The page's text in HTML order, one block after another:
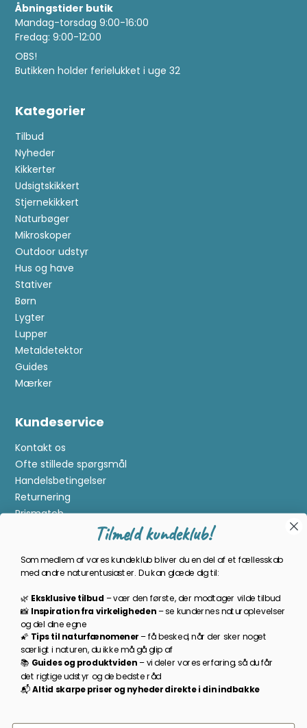
Åbningstider butik
Mandag-torsdag 9:00-16:00
Fredag: 9:00-12:00
OBS!
Butikken holder ferielukket i uge 32
Kategorier
Tilbud
Nyheder
Kikkerter
Udsigtskikkert
Stjernekikkert
Naturbøger
Mikroskoper
Outdoor udstyr
Hus og have
Stativer
Børn
Lygter
Lupper
Metaldetektor
Guides
Mærker
Kundeservice
Kontakt os
Ofte stillede spørgsmål
Handelsbetingelser
Returnering
Prismatch
Om Kikkertland
Bliv en del af kundeklubben
Som medlem bliver du opdateret på nyheder, månedens
prisbasker, spændende kampagner og meget mere!
TILMELD NYHEDSBREV
Tilmeld kundeklub!
Som medlem af vores kundeklub bliver du en del af et fællesskab
med andre naturentusiaster. Du kan glæde dig til:
🌿 Eksklusive tilbud –vær den første, der modtager vilde tilbud
📸 Inspirationfra virkeligheden–se kundernesnaturoplevelser
ogdel dineegne
🌠 Tipstil naturfænomener–fåbesked,nårder sker noget
særligti naturen,duikkemågåglipaf
📚 Guidesog produktviden–videlervoreserfaring,sådufår
detrigtigeudstyr ogdebedsteråd
📬Altid skarpe priser og nyhederdirektei dinindbakke